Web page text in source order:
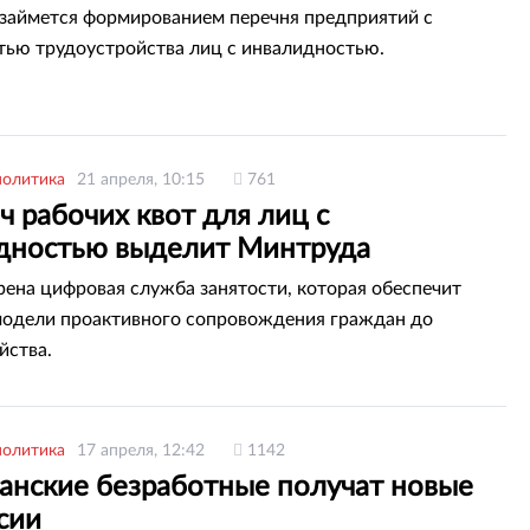
формированием перечня предприятий с
трудоустройства лиц с инвалидностью.
21 апреля, 10:15 761
рабочих квот для лиц с
выделит Минтруда
цифровая служба занятости, которая обеспечит
проактивного сопровождения граждан до
17 апреля, 12:42 1142
безработные получат новые